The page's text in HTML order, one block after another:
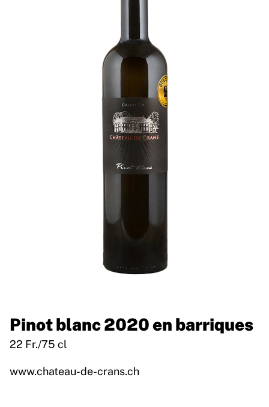
Pinot blanc 2020 en barriques
22 Fr./75 cl
www.chateau-de-crans.ch